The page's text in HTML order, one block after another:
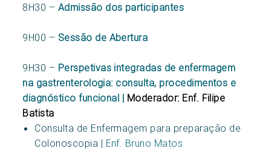
8H30 – Admissão dos participantes
9H00 – Sessão de Abertura
9H30 – Perspetivas integradas de enfermagem
na gastrenterologia: consulta, procedimentos e
diagnóstico funcional | Moderador: Enf. Filipe
Batista
Consulta de Enfermagem para preparação de
Colonoscopia | Enf. Bruno Matos